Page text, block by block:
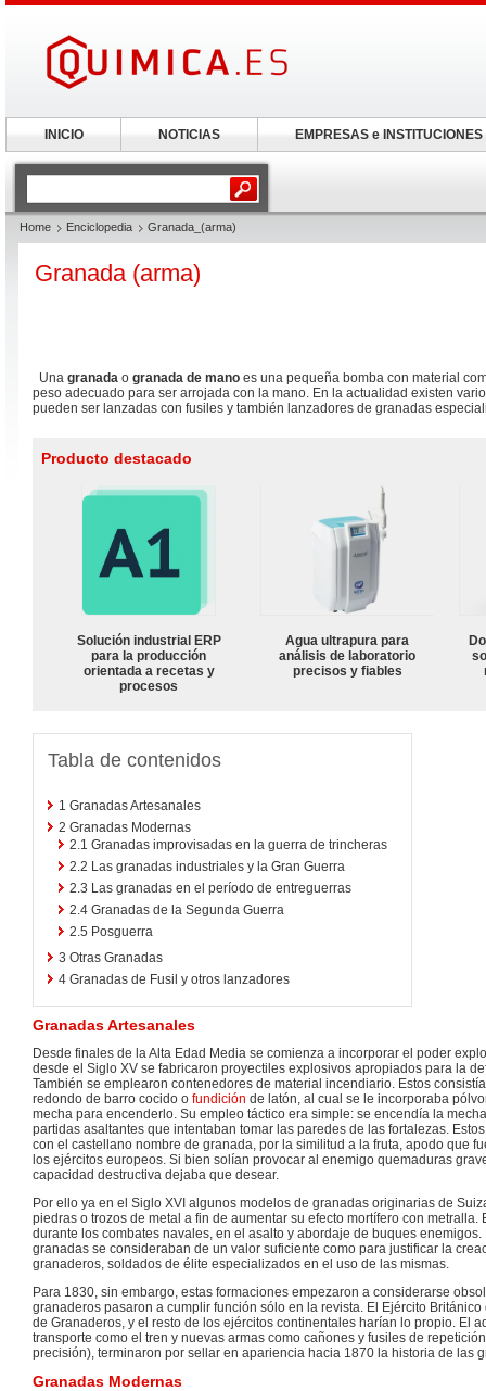
Home Enciclopedia Granada_(arma)
Granada (arma)
Una granada o granada de mano es una pequeña bomba con material
peso adecuado para ser arrojada con la mano. En la actualidad existen
pueden ser lanzadas con fusiles y también lanzadores de granadas
Producto destacado
Solución industrial ERP
para la producción
orientada a recetas y
procesos
Agua ultrapura para
análisis de laboratorio
precisos y fiables
Tabla de contenidos
1 Granadas Artesanales
2 Granadas Modernas
2.1 Granadas improvisadas en la guerra de trincheras
2.2 Las granadas industriales y la Gran Guerra
2.3 Las granadas en el período de entreguerras
2.4 Granadas de la Segunda Guerra
2.5 Posguerra
3 Otras Granadas
4 Granadas de Fusil y otros lanzadores
Granadas Artesanales
Desde finales de la Alta Edad Media se comienza a incorporar el poder
desde el Siglo XV se fabricaron proyectiles explosivos apropiados para la
También se emplearon contenedores de material incendiario. Estos
redondo de barro cocido o fundición de latón, al cual se le incorporaba
mecha para encenderlo. Su empleo táctico era simple: se encendía la
partidas asaltantes que intentaban tomar las paredes de las fortalezas.
con el castellano nombre de granada, por la similitud a la fruta, apodo que
los ejércitos europeos. Si bien solían provocar al enemigo quemaduras
capacidad destructiva dejaba que desear.
Por ello ya en el Siglo XVI algunos modelos de granadas originarias de
piedras o trozos de metal a fin de aumentar su efecto mortífero con metralla.
durante los combates navales, en el asalto y abordaje de buques enemigos.
granadas se consideraban de un valor suficiente como para justificar la
granaderos, soldados de élite especializados en el uso de las mismas.
Para 1830, sin embargo, estas formaciones empezaron a considerarse
granaderos pasaron a cumplir función sólo en la revista. El Ejército
de Granaderos, y el resto de los ejércitos continentales harían lo propio. El
transporte como el tren y nuevas armas como cañones y fusiles de
precisión), terminaron por sellar en apariencia hacia 1870 la historia de las
Granadas Modernas
INICIO NOTICIAS EMPRESAS e INSTITUCIONES